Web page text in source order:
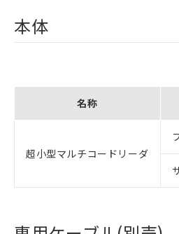
本体
名称
超小型マルチコードリーダ